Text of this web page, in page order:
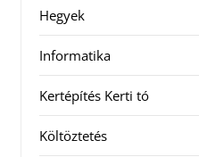
Hegyek
Informatika
Kertépítés Kerti tó
Költöztetés